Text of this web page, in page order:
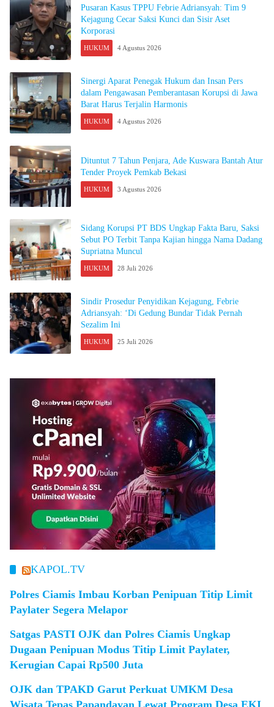
Pusaran Kasus TPPU Febrie Adriansyah: Tim 9
Kejagung Cecar Saksi Kunci dan Sisir Aset
Korporasi
HUKUM 4 Agustus 2026
Sinergi Aparat Penegak Hukum dan Insan Pers
dalam Pengawasan Pemberantasan Korupsi di Jawa
Barat Harus Terjalin Harmonis
HUKUM 4 Agustus 2026
Dituntut 7 Tahun Penjara, Ade Kuswara Bantah Atur
Tender Proyek Pemkab Bekasi
HUKUM 3 Agustus 2026
Sidang Korupsi PT BDS Ungkap Fakta Baru, Saksi
Sebut PO Terbit Tanpa Kajian hingga Nama Dadang
Supriatna Muncul
HUKUM 28 Juli 2026
Sindir Prosedur Penyidikan Kejagung, Febrie
Adriansyah: ‘Di Gedung Bundar Tidak Pernah
Sezalim Ini
HUKUM 25 Juli 2026
KAPOL.TV
Polres Ciamis Imbau Korban Penipuan Titip Limit
Paylater Segera Melapor
Satgas PASTI OJK dan Polres Ciamis Ungkap
Dugaan Penipuan Modus Titip Limit Paylater,
Kerugian Capai Rp500 Juta
OJK dan TPAKD Garut Perkuat UMKM Desa
Wisata Tepas Papandayan Lewat Program Desa EKI